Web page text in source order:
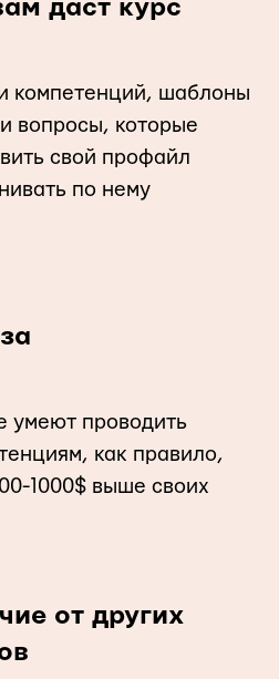
даст курс
компетенций, шаблоны
вопросы, которые
свой профайл
по нему
умеют проводить
как правило,
1000$ выше своих
от других